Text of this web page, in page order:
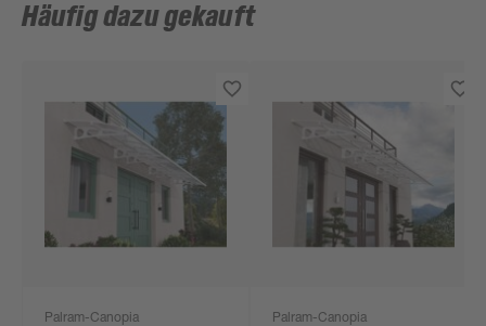
Häufig dazu gekauft
Palram-Canopia Palram-Canopia